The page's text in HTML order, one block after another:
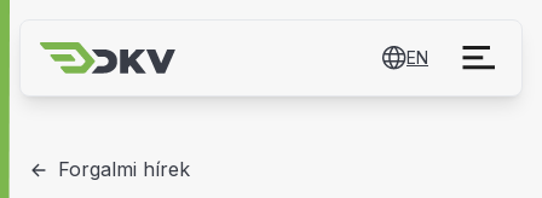
EN
Forgalmi hírek